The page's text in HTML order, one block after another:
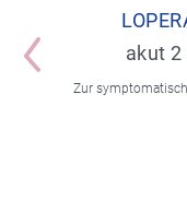
akut